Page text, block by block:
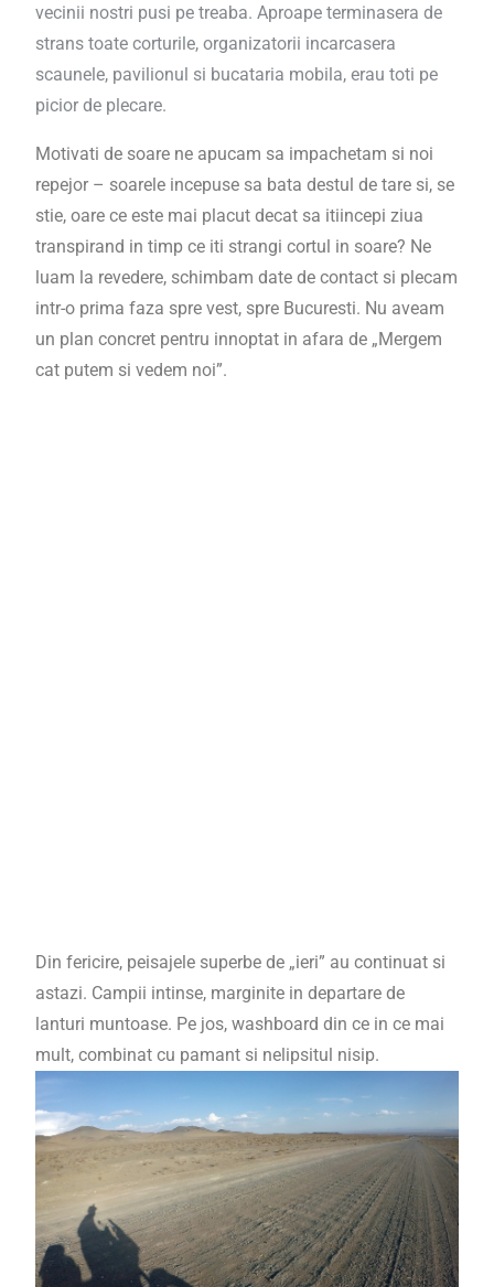
vecinii nostri pusi pe treaba. Aproape terminasera de
strans toate corturile, organizatorii incarcasera
scaunele, pavilionul si bucataria mobila, erau toti pe
picior de plecare.
Motivati de soare ne apucam sa impachetam si noi
repejor – soarele incepuse sa bata destul de tare si, se
stie, oare ce este mai placut decat sa itiincepi ziua
transpirand in timp ce iti strangi cortul in soare? Ne
luam la revedere, schimbam date de contact si plecam
intr-o prima faza spre vest, spre Bucuresti. Nu aveam
un plan concret pentru innoptat in afara de „Mergem
cat putem si vedem noi”.
Din fericire, peisajele superbe de „ieri” au continuat si
astazi. Campii intinse, marginite in departare de
lanturi muntoase. Pe jos, washboard din ce in ce mai
mult, combinat cu pamant si nelipsitul nisip.